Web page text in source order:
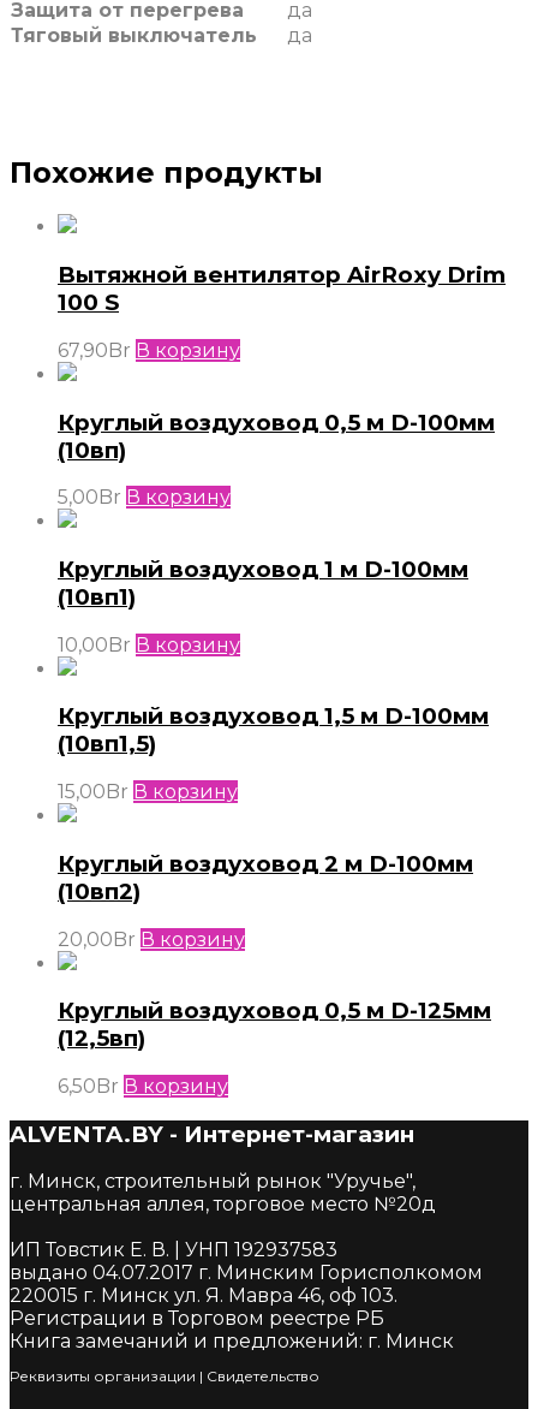
Защита от перегрева
да
Тяговый выключатель
да
Похожие продукты
Вытяжной вентилятор AirRoxy Drim
100 S
67,90Br В корзину
Круглый воздуховод 0,5 м D-100мм
(10вп)
5,00 Br В корзину
Круглый воздуховод 1 м D-100мм
(10вп1)
10,00Br В корзину
Круглый воздуховод 1,5 м D-100мм
(10вп1,5)
15,00Br В корзину
Круглый воздуховод 2 м D-100мм
(10вп2)
20,00Br В корзину
Круглый воздуховод 0,5 м D-125мм
(12,5вп)
6,50Br В корзину
ALVENTA.BY - Интернет-магазин
г. Минск, строительный рынок "Уручье",
центральная аллея, торговое место №20д
ИП Товстик Е. В. | УНП 192937583
выдано 04.07.2017 г. Минским Горисполкомом
220015 г. Минск ул. Я. Мавра 46, оф 103.
Регистрации в Торговом реестре РБ
Книга замечаний и предложений: г. Минск
Реквизиты организации | Cвидетельство